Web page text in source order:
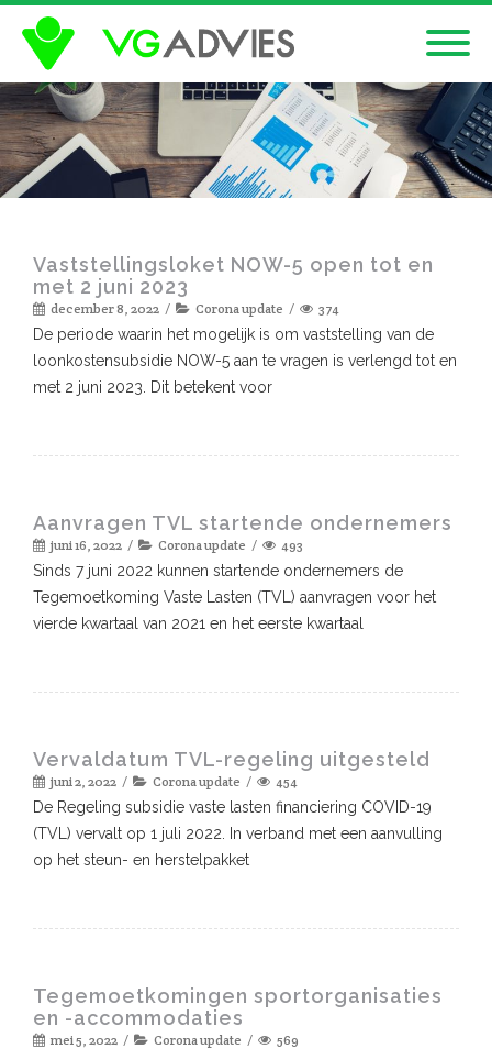
Vaststellingsloket NOW-5 open tot en
met 2 juni 2023
december 8, 2022 Corona update 374
De periode waarin het mogelijk is om vaststelling van de
loonkostensubsidie NOW-5 aan te vragen is verlengd tot en
met 2 juni 2023. Dit betekent voor
Aanvragen TVL startende ondernemers
juni 16, 2022 Corona update 493
Sinds 7 juni 2022 kunnen startende ondernemers de
Tegemoetkoming Vaste Lasten (TVL) aanvragen voor het
vierde kwartaal van 2021 en het eerste kwartaal
Vervaldatum TVL-regeling uitgesteld
juni 2, 2022 Corona update 454
De Regeling subsidie vaste lasten financiering COVID-19
(TVL) vervalt op 1 juli 2022. In verband met een aanvulling
op het steun- en herstelpakket
Tegemoetkomingen sportorganisaties
en -accommodaties
mei 5, 2022 Corona update 569